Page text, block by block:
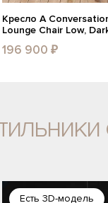
Кресло A
Lounge Chair Low,
196 900 ₽
Есть 3D-модель